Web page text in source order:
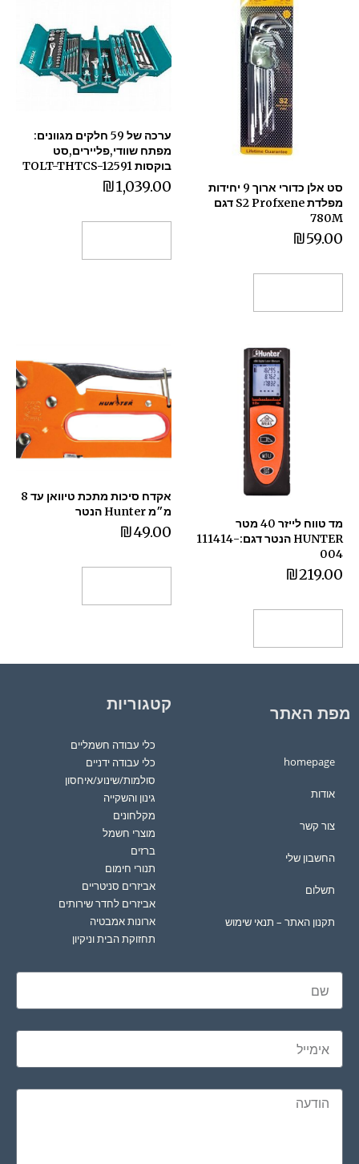
סט אלן כדורי ארוך 9 יחידות
מפלדת S2 Profxene דגם
780M
₪59.00
ערכה של 59 חלקים מגוונים:
מפתח שוודי,פליירים,סט
בוקסות TOLT-THTCS-12591
₪1,039.00
מד טווח לייזר 40 מטר
HUNTER הנטר דגם:111414-
004
₪219.00
אקדח סיכות מתכת טיוואן עד 8
מ״מ Hunter הנטר
₪49.00
מפת האתר
homepage
אודות
צור קשר
החשבון שלי
תשלום
תקנון האתר – תנאי שימוש
קטגוריות
כלי עבודה חשמליים
כלי עבודה ידניים
סולמות/שינוע/איחסון
גינון והשקייה
מקלחונים
מוצרי חשמל
ברזים
תנורי חימום
אביזרים סניטריים
אביזרים לחדר שירותים
ארונות אמבטיה
תחזוקת הבית וניקיון